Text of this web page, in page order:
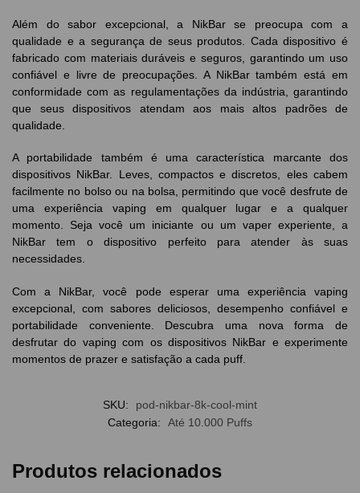
Além do sabor excepcional, a NikBar se preocupa com a
qualidade e a segurança de seus produtos. Cada dispositivo é
fabricado com materiais duráveis e seguros, garantindo um uso
confiável e livre de preocupações. A NikBar também está em
conformidade com as regulamentações da indústria, garantindo
que seus dispositivos atendam aos mais altos padrões de
qualidade.
A portabilidade também é uma característica marcante dos
dispositivos NikBar. Leves, compactos e discretos, eles cabem
facilmente no bolso ou na bolsa, permitindo que você desfrute de
uma experiência vaping em qualquer lugar e a qualquer
momento. Seja você um iniciante ou um vaper experiente, a
NikBar tem o dispositivo perfeito para atender às suas
necessidades.
Com a NikBar, você pode esperar uma experiência vaping
excepcional, com sabores deliciosos, desempenho confiável e
portabilidade conveniente. Descubra uma nova forma de
desfrutar do vaping com os dispositivos NikBar e experimente
momentos de prazer e satisfação a cada puff.
SKU:
pod-nikbar-8k-cool-mint
Categoria:
Até 10.000 Puffs
Produtos relacionados